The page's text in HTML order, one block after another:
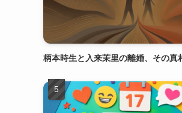
柄本時生と入来茉里の離婚、その真